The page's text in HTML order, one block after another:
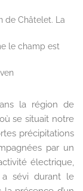
de Châtelet. La
le champ est
la région de
se situait notre
précipitations
par un
électrique,
a sévi durant le